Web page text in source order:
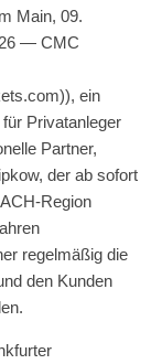
Main, 09.
— CMC
ein
Privatanleger
Partner,
der ab sofort
Region
regelmäßig die
den Kunden